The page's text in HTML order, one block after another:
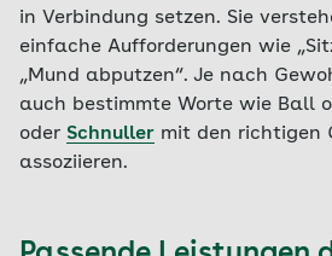
in Verbindung setzen. Sie
einfache Aufforderungen wie
„Mund abputzen“. Je nach
auch bestimmte Worte wie Ball
oder Schnuller mit den richtigen
assoziieren.